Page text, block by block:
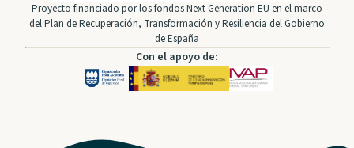
Proyecto financiado por los fondos Next Generation EU en el marco
del Plan de Recuperación, Transformación y Resiliencia del Gobierno
de España
Con el apoyo de: